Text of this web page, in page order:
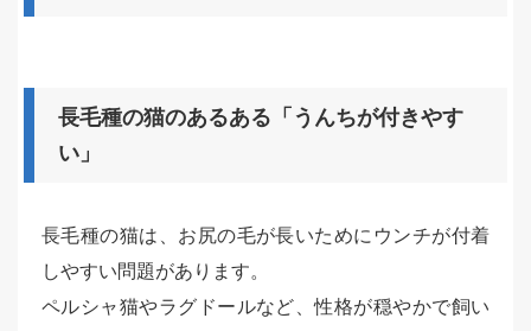
長毛種の猫のあるある「うんちが付きやす
い」
長毛種の猫は、お尻の毛が長いためにウンチが付着
しやすい問題があります。
ペルシャ猫やラグドールなど、性格が穏やかで飼い